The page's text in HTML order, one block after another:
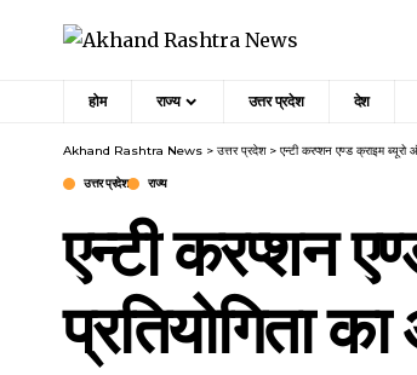
होम राज्य उत्तर प्रदेश देश
Akhand Rashtra News > उत्तर प्रदेश> एन्टी करप्शन एण्ड क्राइम
उत्तर प्रदेश राज्य
एन्टी करप्शन
प्रतियोगिता